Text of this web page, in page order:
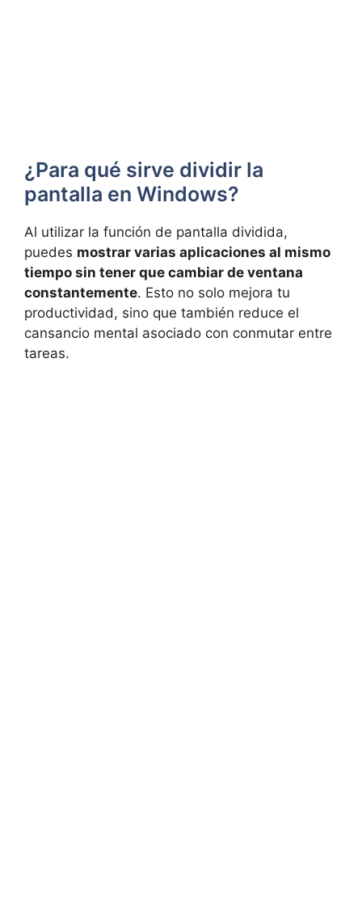
¿Para qué sirve dividir la
pantalla en Windows?
Al utilizar la función de pantalla dividida,
puedes mostrar varias aplicaciones al mismo
tiempo sin tener que cambiar de ventana
constantemente. Esto no solo mejora tu
productividad, sino que también reduce el
cansancio mental asociado con conmutar entre
tareas.